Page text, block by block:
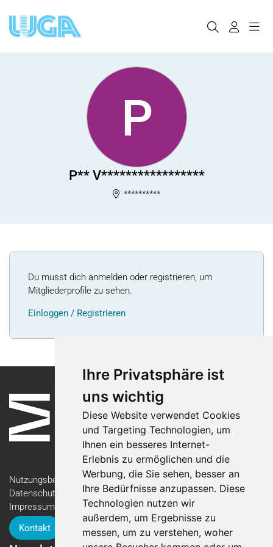
Ihre Privatsphäre ist
uns wichtig
Diese Website verwendet Cookies
und Targeting Technologien, um
Ihnen ein besseres Internet-
Erlebnis zu ermöglichen und die
Werbung, die Sie sehen, besser an
Ihre Bedürfnisse anzupassen. Diese
Technologien nutzen wir
außerdem, um Ergebnisse zu
messen, um zu verstehen, woher
P
P** V*****************
**********
Du musst dich anmelden oder registrieren, um
Mitgliederprofile zu sehen.
Einloggen / Registrieren
Nutzungsbedingungen
Datenschutzerklärung
Impressum
Kontakt